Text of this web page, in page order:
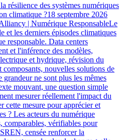
résilience des systèmes numériques
climatique ?18 septembre 2026
| Numérique ResponsableLe
et les derniers épisodes climatiques
responsable. Data centers
et l'inférence des modèles,
et hydrique, révision du
composants, nouvelles solutions de
ne sont plus les mêmes
mouvant, une question simple
mesurer réellement l'impact du
cette mesure pour apprécier et
? Les acteurs du numérique
comparables, vérifiables pour
censée renforcer la